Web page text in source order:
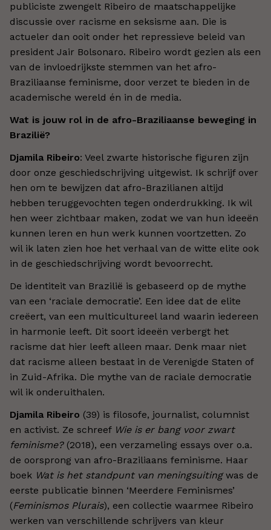
publiciste zwengelt Ribeiro de maatschappelijke
discussie over racisme en seksisme aan. Die is
actueler dan ooit onder het repressieve beleid van
president Jair Bolsonaro. Ribeiro wordt gezien als een
van de invloedrijkste stemmen van het afro-
Braziliaanse feminisme, door verzet te bieden in de
academische wereld én in de media.
Wat is jouw rol in de afro-Braziliaanse beweging in
Brazilië?
Djamila Ribeiro: Veel zwarte historische figuren zijn
door onze geschiedschrijving uitgewist. Ik schrijf over
hen om te bewijzen dat afro-Brazilianen altijd
hebben teruggevochten tegen onderdrukking. Ik wil
hen weer zichtbaar maken, zodat we van hun ideeën
kunnen leren en hun werk kunnen voortzetten. Zo
wil ik laten zien hoe het verhaal van de witte elite ook
in de geschiedschrijving wordt bevoorrecht.
De identiteit van Brazilië is gebaseerd op de mythe
van een ‘raciale democratie’. Een idee dat de elite
creëert, van een multicultureel land waarin iedereen
in harmonie leeft. Dit soort ideeën verbergt het
racisme dat hier leeft alleen maar. Denk maar niet
dat racisme alleen bestaat in de Verenigde Staten of
in Zuid-Afrika. Die mythe van de raciale democratie
wil ik onderuithalen.
Djamila Ribeiro (39) is filosofe, journalist, columnist
en activist. Ze schreef Wie is er bang voor zwart
feminisme?(2018), een verzameling essays over o.a.
de oorsprong van afro-Braziliaans feminisme. Haar
boek Wat is het standpunt van meningsuitingwas de
eerste publicatie binnen ‘Meerdere Feminismes’
(Feminismos Plurais), een collectie waarmee Ribeiro
werken van verschillende schrijvers van kleur